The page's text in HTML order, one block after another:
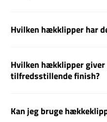
Hvilken hækklipper har
Hvilken hækklipper
tilfredsstillende finish?
Kan jeg bruge